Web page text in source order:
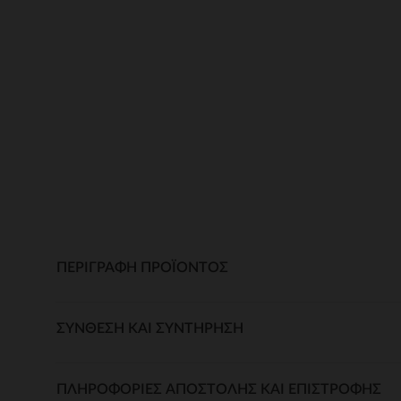
ΠΕΡΙΓΡΑΦΉ ΠΡΟΪΌΝΤΟΣ
ΣΎΝΘΕΣΗ ΚΑΙ ΣΥΝΤΉΡΗΣΗ
ΠΛΗΡΟΦΟΡΊΕΣ ΑΠΟΣΤΟΛΉΣ ΚΑΙ ΕΠΙΣΤΡΟΦΉΣ